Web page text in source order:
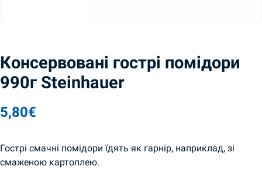
Консервовані гострі помідори
990г Steinhauer
5,80€
Гострі смачні помідори їдять як гарнір, наприклад, зі
смаженою картоплею.